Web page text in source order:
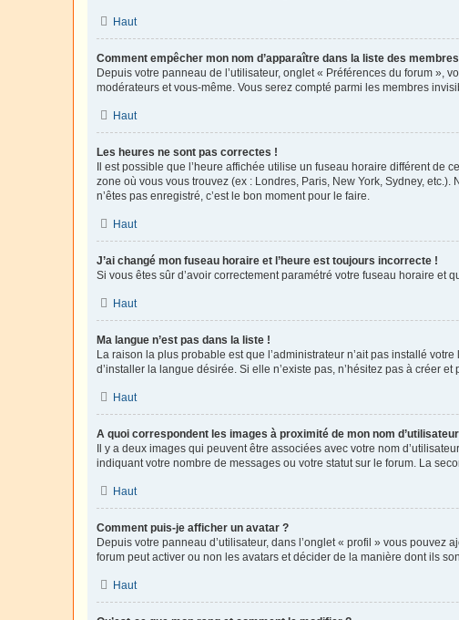
Haut
Comment empêcher mon nom d’apparaître dans la liste des
Depuis votre panneau de l’utilisateur, onglet « Préférences du forum »,
modérateurs et vous-même. Vous serez compté parmi les membres
Haut
Les heures ne sont pas correctes !
Il est possible que l’heure affichée utilise un fuseau horaire différent de
zone où vous vous trouvez (ex : Londres, Paris, New York, Sydney,
n’êtes pas enregistré, c’est le bon moment pour le faire.
Haut
J’ai changé mon fuseau horaire et l’heure est toujours incorrecte !
Si vous êtes sûr d’avoir correctement paramétré votre fuseau horaire et
Haut
Ma langue n’est pas dans la liste !
La raison la plus probable est que l’administrateur n’ait pas installé
d’installer la langue désirée. Si elle n’existe pas, n’hésitez pas à créer
Haut
A quoi correspondent les images à proximité de mon nom
Il y a deux images qui peuvent être associées avec votre nom
indiquant votre nombre de messages ou votre statut sur le forum. La
Haut
Comment puis-je afficher un avatar ?
Depuis votre panneau d’utilisateur, dans l’onglet « profil » vous pouvez
forum peut activer ou non les avatars et décider de la manière dont ils
Haut